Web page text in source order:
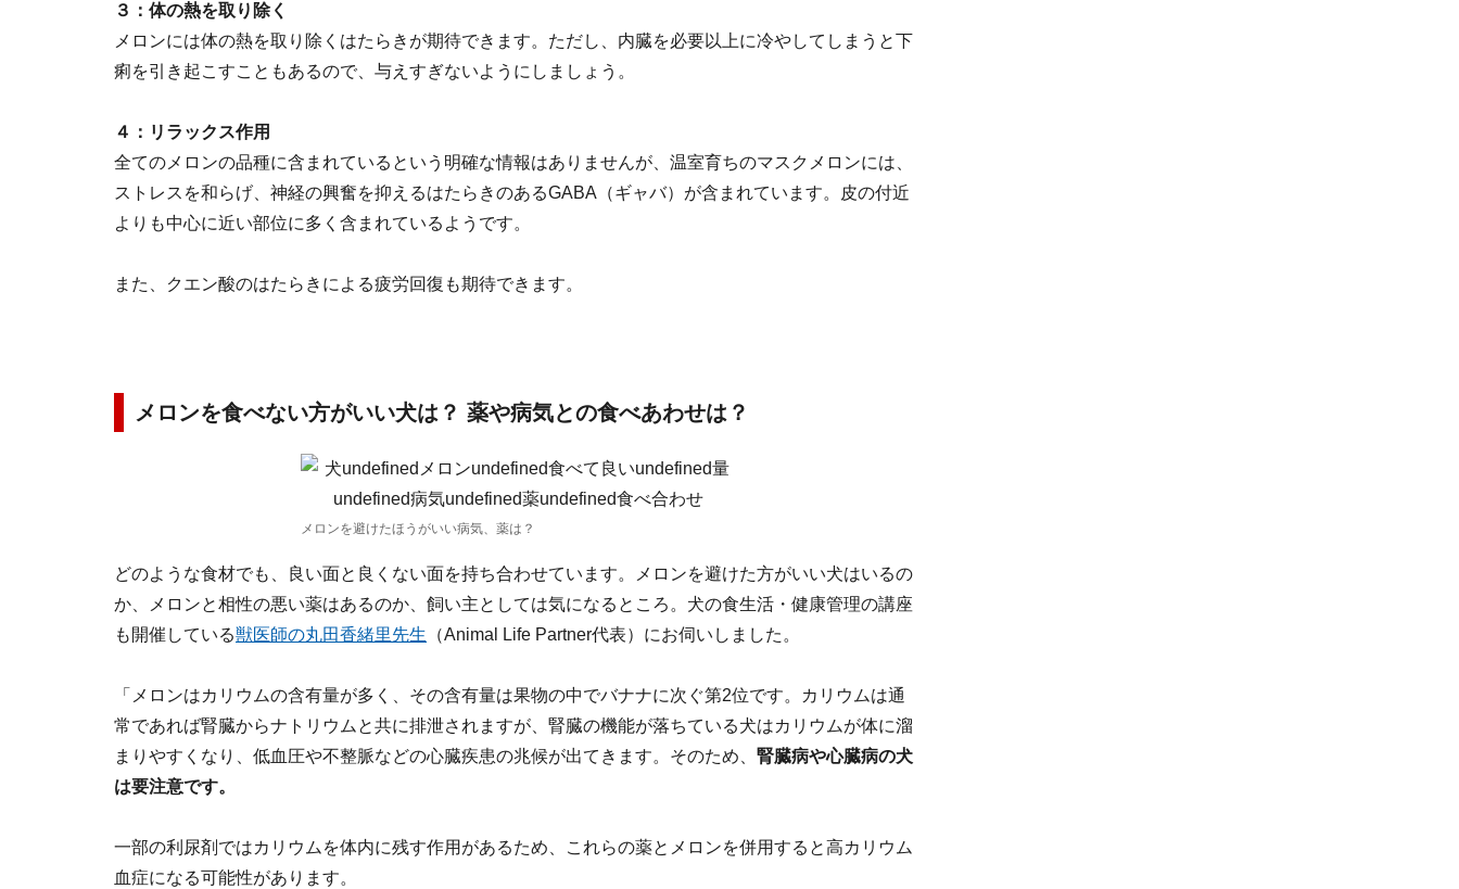
３：体の熱を取り除く
メロンには体の熱を取り除くはたらきが期待できます。ただし、内臓を必要以上に冷やしてしまうと下
痢を引き起こすこともあるので、与えすぎないようにしましょう。
４：リラックス作用
全てのメロンの品種に含まれているという明確な情報はありませんが、温室育ちのマスクメロンには、
ストレスを和らげ、神経の興奮を抑えるはたらきのあるGABA（ギャバ）が含まれています。皮の付近
よりも中心に近い部位に多く含まれているようです。
また、クエン酸のはたらきによる疲労回復も期待できます。
メロンを食べない方がいい犬は？ 薬や病気との食べあわせは？
メロンを避けたほうがいい病気、薬は？
どのような食材でも、良い面と良くない面を持ち合わせています。メロンを避けた方がいい犬はいるの
か、メロンと相性の悪い薬はあるのか、飼い主としては気になるところ。犬の食生活・健康管理の講座
も開催している獣医師の丸田香緒里先生 （Animal Life Partner代表）にお伺いしました。
「メロンはカリウムの含有量が多く、その含有量は果物の中でバナナに次ぐ第2位です。カリウムは通
常であれば腎臓からナトリウムと共に排泄されますが、腎臓の機能が落ちている犬はカリウムが体に溜
まりやすくなり、低血圧や不整脈などの心臓疾患の兆候が出てきます。そのため、 腎臓病や心臓病の犬
は要注意です。
一部の利尿剤ではカリウムを体内に残す作用があるため、これらの薬とメロンを併用すると高カリウム
血症になる可能性があります。